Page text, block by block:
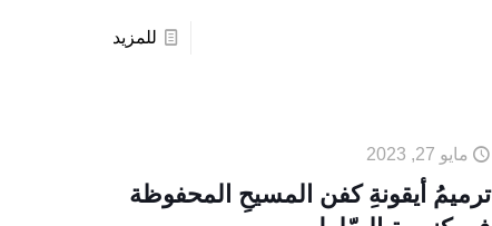
للمزيد
مايو 27, 2023
ترميمُ أيقونةِ كفن المسيحِ المحفوظة